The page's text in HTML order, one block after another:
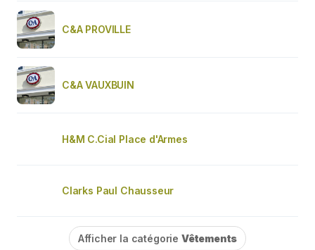
C&A PROVILLE
C&A VAUXBUIN
H&M C.Cial Place d'Armes
Clarks Paul Chausseur
Afficher la catégorie Vêtements